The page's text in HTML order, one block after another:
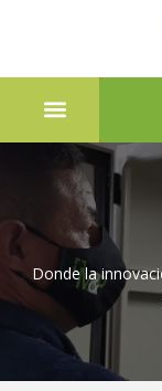
Donde la